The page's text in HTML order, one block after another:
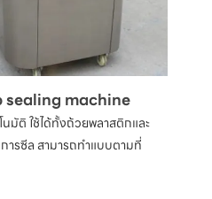
machine
มัติ ใช้ได้ทั้งถ้วยพลาสติกและ
ารซีล สามารถทำแบบตามที่